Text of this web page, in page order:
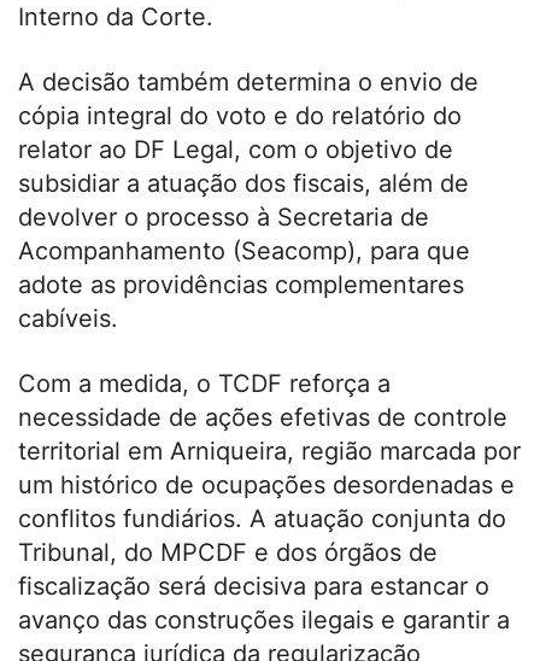
Interno da Corte.
A decisão também determina o envio de
cópia integral do voto e do relatório do
relator ao DF Legal, com o objetivo de
subsidiar a atuação dos fiscais, além de
devolver o processo à Secretaria de
Acompanhamento (Seacomp), para que
adote as providências complementares
cabíveis.
Com a medida, o TCDF reforça a
necessidade de ações efetivas de controle
territorial em Arniqueira, região marcada por
um histórico de ocupações desordenadas e
conflitos fundiários. A atuação conjunta do
Tribunal, do MPCDF e dos órgãos de
fiscalização será decisiva para estancar o
avanço das construções ilegais e garantir a
segurança jurídica da regularização